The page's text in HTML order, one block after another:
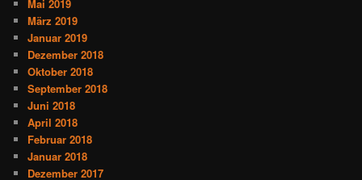
Mai 2019
März 2019
Januar 2019
Dezember 2018
Oktober 2018
September 2018
Juni 2018
April 2018
Februar 2018
Januar 2018
Dezember 2017